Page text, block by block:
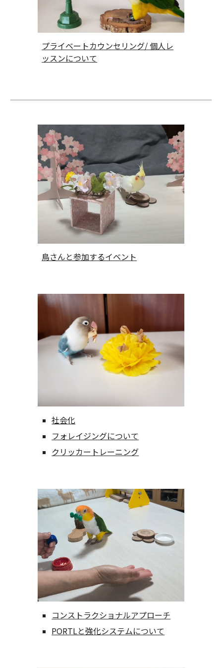
プライベートカウンセリング/ 個人レ
ッスンについて
鳥さんと参加するイベント
社会化
フォレイジングについて
クリッカートレーニング
コンストラクショナルアプローチ
PORTLと強化システムについて